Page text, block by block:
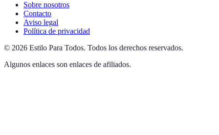
Sobre nosotros
Contacto
Aviso legal
Política de privacidad
© 2026 Estilo Para Todos. Todos los derechos reservados.
Algunos enlaces son enlaces de afiliados.